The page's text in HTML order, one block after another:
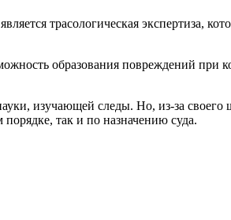
трасологическая экспертиза,
образования повреждений
изучающей следы. Но, из-за
так и по назначению суда.